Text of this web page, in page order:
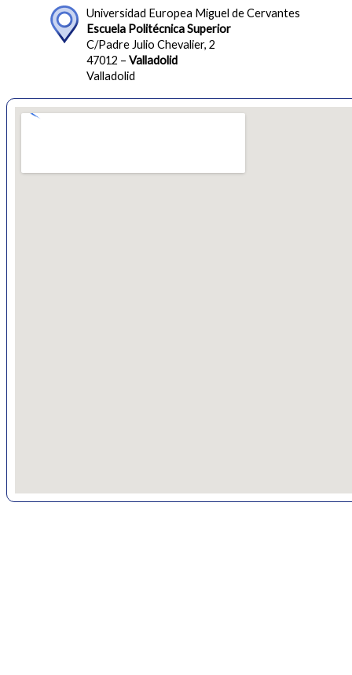
Universidad Europea Miguel de Cervantes
Escuela Politécnica Superior
C/Padre Julio Chevalier, 2
47012 – Valladolid
Valladolid